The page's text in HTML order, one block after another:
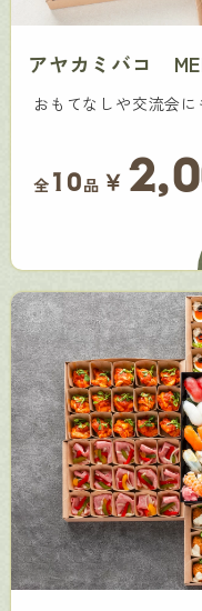
アヤカミバコ
おもてなしや交流会
全 10品 ￥